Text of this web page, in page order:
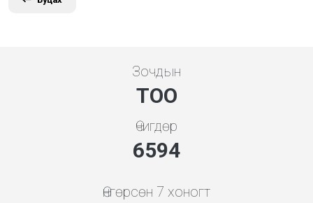
Зочдын
ТОО
Өчигдөр
7354
Өнгөрсөн 7 хоногт